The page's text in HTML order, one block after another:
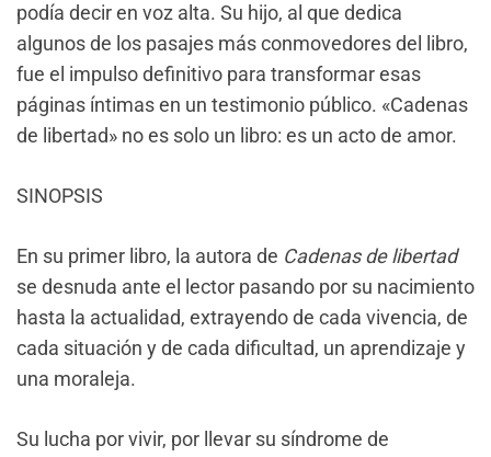
podía decir en voz alta. Su hijo, al que dedica
algunos de los pasajes más conmovedores del libro,
fue el impulso definitivo para transformar esas
páginas íntimas en un testimonio público. «Cadenas
de libertad» no es solo un libro: es un acto de amor.
SINOPSIS
En su primer libro, la autora de Cadenas de libertad
se desnuda ante el lector pasando por su nacimiento
hasta la actualidad, extrayendo de cada vivencia, de
cada situación y de cada dificultad, un aprendizaje y
una moraleja.
Su lucha por vivir, por llevar su síndrome de